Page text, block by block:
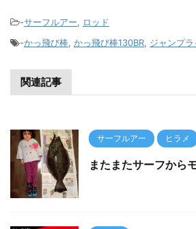
-サーフルアー, ロッド
-かっ飛び棒, かっ飛び棒130BR, ジャンプ
関連記事
サーフルアー ヒラメ
またまたサーフから